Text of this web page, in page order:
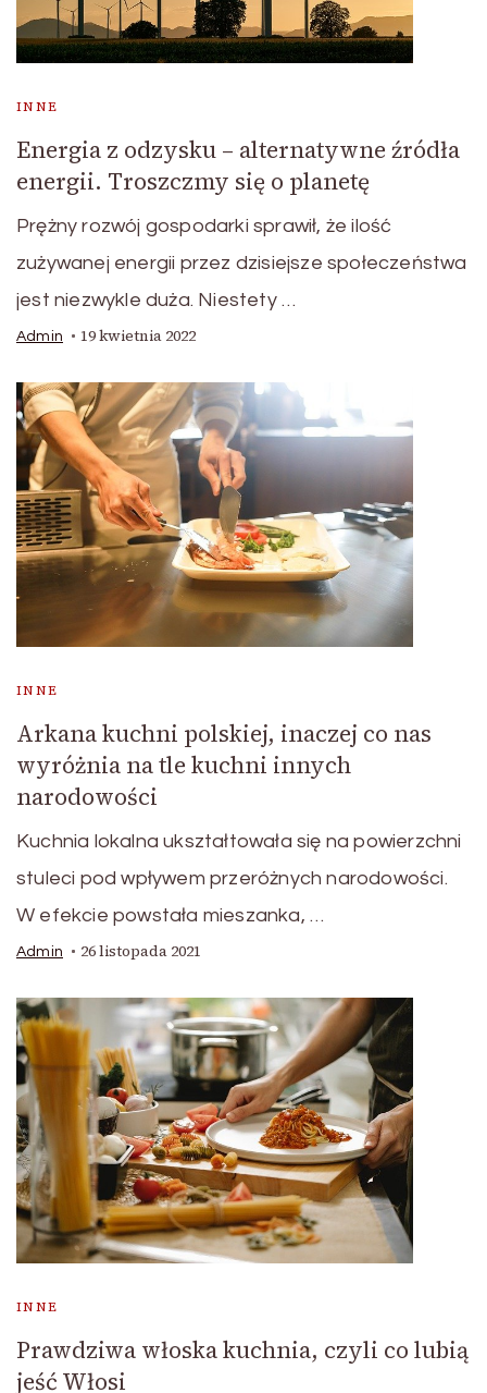
INNE
Energia z odzysku – alternatywne źródła
energii. Troszczmy się o planetę
Prężny rozwój gospodarki sprawił, że ilość
zużywanej energii przez dzisiejsze społeczeństwa
jest niezwykle duża. Niestety …
Admin 19 kwietnia 2022
INNE
Arkana kuchni polskiej, inaczej co nas
wyróżnia na tle kuchni innych
narodowości
Kuchnia lokalna ukształtowała się na powierzchni
stuleci pod wpływem przeróżnych narodowości.
W efekcie powstała mieszanka, …
Admin 26 listopada 2021
INNE
Prawdziwa włoska kuchnia, czyli co lubią
jeść Włosi